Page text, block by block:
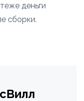
деньги
сборки.